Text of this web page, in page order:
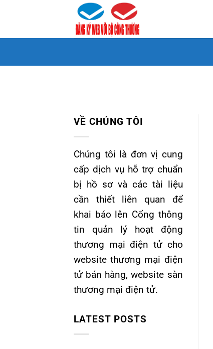
nội
VỀ CHÚNG TÔI
Chúng tôi là đơn vị cung
cấp dịch vụ hỗ trợ chuẩn
bị hồ sơ và các tài liệu
cần thiết liên quan để
khai báo lên Cổng thông
tin quản lý hoạt động
thương mại điện tử cho
website thương mại điện
tử bán hàng, website sàn
thương mại điện tử.
LATEST POSTS
THÔNG BÁO WEB TỔNG HỢP
viên đăng ký website
Thương